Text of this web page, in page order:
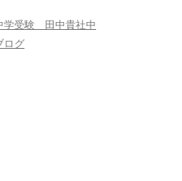
学受験 田中貴社中
ログ